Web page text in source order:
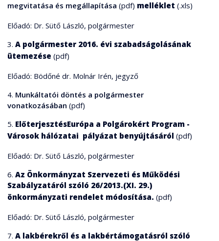
megvitatása és megállapítása (pdf) melléklet (.xls)
Előadó: Dr. Sütő László, polgármester
3. A polgármester 2016. évi szabadságolásának
ütemezése (pdf)
Előadó: Bödőné dr. Molnár Irén, jegyző
4. Munkáltatói döntés a polgármester
vonatkozásában (pdf)
5. ElőterjesztésEurópa a Polgárokért Program -
Városok hálózatai pályázat benyújtásáról (pdf)
Előadó: Dr. Sütő László, polgármester
6. Az Önkormányzat Szervezeti és Működési
Szabályzatáról szóló 26/2013.(XI. 29.)
önkormányzati rendelet módosítása. (pdf)
Előadó: Dr. Sütő László, polgármester
7. A lakbérekről és a lakbértámogatásról szóló